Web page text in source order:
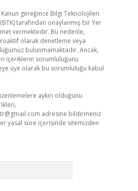
Kanun gereğince Bilgi Teknolojileri
tarafından onaylanmış bir Yer
vermektedir. Bu nedenle,
olarak denetleme veya
bulunmamaktadır. Ancak,
içeriklerin sorumluluğunu
üye olarak bu sorumluluğu kabul
aykırı olduğunu
adresine bildirmeniz
yasal süre içerisinde sitemizden